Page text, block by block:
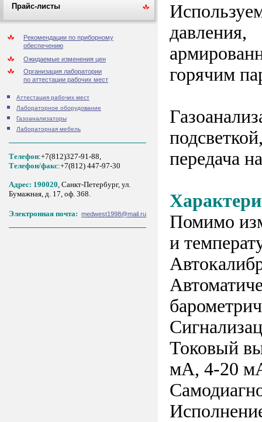
Прайс-листы
Рекомендации по приборному
обеспечению
Ожидаемые изменения цен
Организация лаборатории
по аттестации рабочих мест
Аттестация рабочих мест
Лабораторное оборудование
Газоанализаторы
Лабораторная мебель
Телефон:+7(812)327-91-88,
Tелефон/факс:+7(812) 447-97-30
Адрес: 190020, Санкт-Петербург, ул.
Бумажная, д. 17, оф. 368.
Электронная почта: medwest1998@mail.ru
горячим
передача
Помимо
и
Токовый
мА, 4-20